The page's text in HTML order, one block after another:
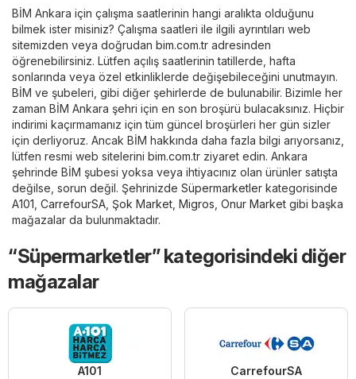
BİM Ankara için çalışma saatlerinin hangi aralıkta olduğunu
bilmek ister misiniz? Çalışma saatleri ile ilgili ayrıntıları web
sitemizden veya doğrudan bim.com.tr adresinden
öğrenebilirsiniz. Lütfen açılış saatlerinin tatillerde, hafta
sonlarında veya özel etkinliklerde değişebileceğini unutmayın.
BİM ve şubeleri, gibi diğer şehirlerde de bulunabilir. Bizimle her
zaman BİM Ankara şehri için en son broşürü bulacaksınız. Hiçbir
indirimi kaçırmamanız için tüm güncel broşürleri her gün sizler
için derliyoruz. Ancak BİM hakkında daha fazla bilgi arıyorsanız,
lütfen resmi web sitelerini bim.com.tr ziyaret edin. Ankara
şehrinde BİM şubesi yoksa veya ihtiyacınız olan ürünler satışta
değilse, sorun değil. Şehrinizde Süpermarketler kategorisinde
A101 CarrefourSA Şok Market Migros Onur Market gibi başka
mağazalar da bulunmaktadır.
“Süpermarketler” kategorisindeki diğer
mağazalar
A101 CarrefourSA